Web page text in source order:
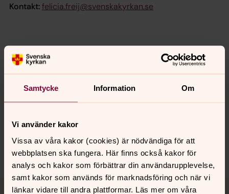
Samtycke Information Om
Vi använder kakor
Vissa av våra kakor (cookies) är nödvändiga för att
webbplatsen ska fungera. Här finns också kakor för
analys och kakor som förbättrar din användarupplevelse,
samt kakor som används för marknadsföring och när vi
länkar vidare till andra plattformar. Läs mer om våra
Kontakt:felicia.freij@svenskakyrkan.se
Senast ändrad 8 juni 2026
Synpunkter eller frågor på sidans
Dela
Tillbaka till toppen
Tillbaka till innehållet